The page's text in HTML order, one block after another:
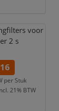
voor
2 s
per Stuk
21% BTW